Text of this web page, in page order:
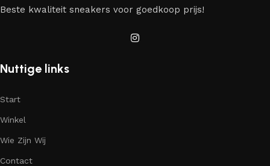
Beste kwaliteit sneakers voor goedkoop prijs!
Nuttige links
Start
Winkel
Wie Zijn Wij
Contact